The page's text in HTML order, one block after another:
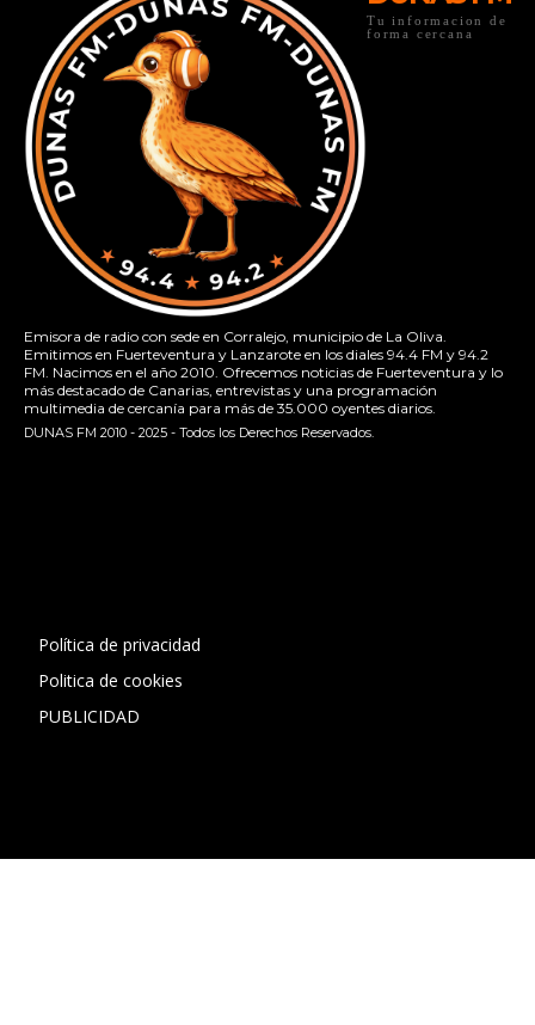
Tu informacion de
forma cercana
Emisora de radio con sede en Corralejo, municipio de La Oliva.
Emitimos en Fuerteventura y Lanzarote en los diales 94.4 FM y 94.2
FM. Nacimos en el año 2010. Ofrecemos noticias de Fuerteventura y lo
más destacado de Canarias, entrevistas y una programación
multimedia de cercanía para más de 35.000 oyentes diarios.
DUNAS FM 2010 - 2025 - Todos los Derechos Reservados.
Política de privacidad
Politica de cookies
PUBLICIDAD